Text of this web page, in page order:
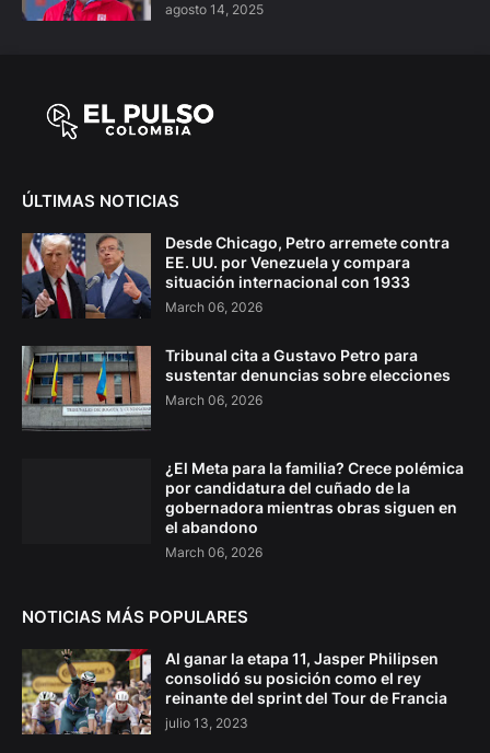
agosto 14, 2025
ÚLTIMAS NOTICIAS
Desde Chicago, Petro arremete contra
EE. UU. por Venezuela y compara
situación internacional con 1933
March 06, 2026
Tribunal cita a Gustavo Petro para
sustentar denuncias sobre elecciones
March 06, 2026
¿El Meta para la familia? Crece polémica
por candidatura del cuñado de la
gobernadora mientras obras siguen en
el abandono
March 06, 2026
NOTICIAS MÁS POPULARES
Al ganar la etapa 11, Jasper Philipsen
consolidó su posición como el rey
reinante del sprint del Tour de Francia
julio 13, 2023